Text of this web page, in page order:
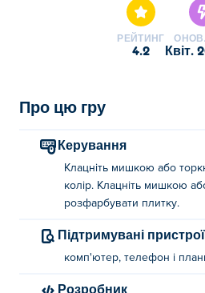
РЕЙТИНГ
4.2 квіт.
Про цю гру
Керування
Клацніть мишкою або
колір. Клацніть мишкою
розфарбувати плитку.
Підтримувані пристрої
комп'ютер, телефон і
Розробник